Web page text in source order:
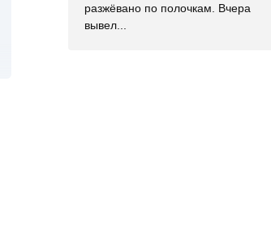
разжёвано по полочкам. Вчера
вывел...